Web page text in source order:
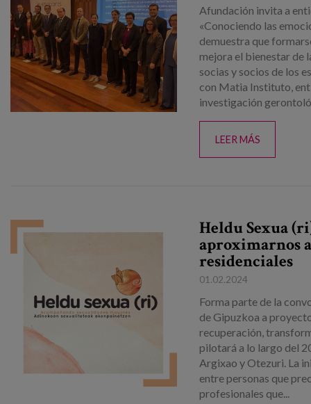
Afundación invita a
«Conociendo las
demuestra que
mejora el bienestar de
socias y socios de los
con Matia Instituto,
investigación
LEER MÁS
Heldu Sexua
aproximarnos
residenciales
01.02.2024
Forma parte de la
de Gipuzkoa a
recuperación,
pilotará a lo largo del
Argixao y Otezuri. La
entre personas que
profesionales que...